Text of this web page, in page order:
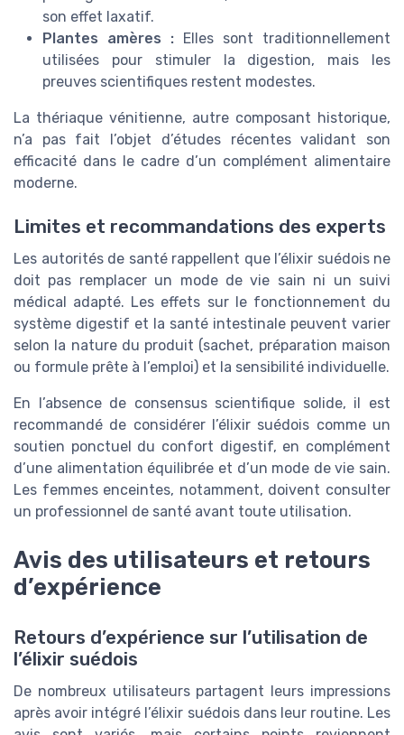
son effet laxatif.
Plantes amères : Elles sont traditionnellement
utilisées pour stimuler la digestion, mais les
preuves scientifiques restent modestes.
La thériaque vénitienne, autre composant historique,
n’a pas fait l’objet d’études récentes validant son
efficacité dans le cadre d’un complément alimentaire
moderne.
Limites et recommandations des experts
Les autorités de santé rappellent que l’élixir suédois ne
doit pas remplacer un mode de vie sain ni un suivi
médical adapté. Les effets sur le fonctionnement du
système digestif et la santé intestinale peuvent varier
selon la nature du produit (sachet, préparation maison
ou formule prête à l’emploi) et la sensibilité individuelle.
En l’absence de consensus scientifique solide, il est
recommandé de considérer l’élixir suédois comme un
soutien ponctuel du confort digestif, en complément
d’une alimentation équilibrée et d’un mode de vie sain.
Les femmes enceintes, notamment, doivent consulter
un professionnel de santé avant toute utilisation.
Avis des utilisateurs et retours
d’expérience
Retours d’expérience sur l’utilisation de
l’élixir suédois
De nombreux utilisateurs partagent leurs impressions
après avoir intégré l’élixir suédois dans leur routine. Les